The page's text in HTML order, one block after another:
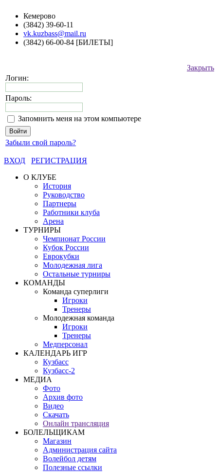
Кемерово
(3842) 39-60-11
vk.kuzbass@mail.ru
(3842) 66-00-84 [БИЛЕТЫ]
Закрыть
Логин:
Пароль:
Запомнить меня на этом компьютере
Забыли свой пароль?
ВХОД
РЕГИСТРАЦИЯ
О КЛУБЕ
История
Руководство
Партнеры
Работники клуба
Арена
ТУРНИРЫ
Чемпионат России
Кубок России
Еврокубки
Молодежная лига
Остальные турниры
КОМАНДЫ
Команда суперлиги
Игроки
Тренеры
Молодежная команда
Игроки
Тренеры
Медперсонал
КАЛЕНДАРЬ ИГР
Кузбасс
Кузбасс-2
МЕДИА
Фото
Архив фото
Видео
Скачать
Онлайн трансляция
БОЛЕЛЬЩИКАМ
Магазин
Администрация сайта
Волейбол детям
Полезные ссылки